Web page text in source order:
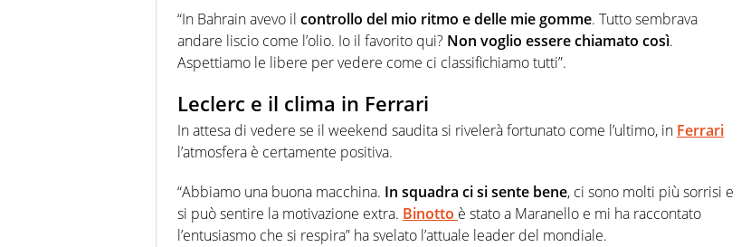
“In Bahrain avevo il controllo del mio ritmo e delle mie gomme. Tutto sembrava
andare liscio come l’olio. Io il favorito qui? Non voglio essere chiamato così.
Aspettiamo le libere per vedere come ci classifichiamo tutti”.
Leclerc e il clima in Ferrari
In attesa di vedere se il weekend saudita si rivelerà fortunato come l’ultimo, in Ferrari
l’atmosfera è certamente positiva.
“Abbiamo una buona macchina. In squadra ci si sente bene, ci sono molti più sorrisi e
si può sentire la motivazione extra. Binotto è stato a Maranello e mi ha raccontato
l’entusiasmo che si respira” ha svelato l’attuale leader del mondiale.